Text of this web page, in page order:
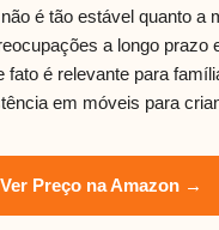
é tão estável quanto a
a longo prazo
fato é relevante para
em móveis para
Ver Preço na Amazon →